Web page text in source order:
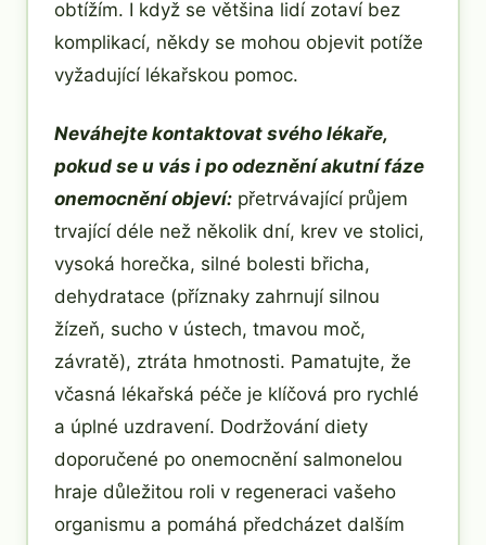
obtížím. I když se většina lidí zotaví bez
komplikací, někdy se mohou objevit potíže
vyžadující lékařskou pomoc.
Neváhejte kontaktovat svého lékaře,
pokud se u vás i po odeznění akutní fáze
onemocnění objeví: přetrvávající průjem
trvající déle než několik dní, krev ve stolici,
vysoká horečka, silné bolesti břicha,
dehydratace (příznaky zahrnují silnou
žízeň, sucho v ústech, tmavou moč,
závratě), ztráta hmotnosti. Pamatujte, že
včasná lékařská péče je klíčová pro rychlé
a úplné uzdravení. Dodržování diety
doporučené po onemocnění salmonelou
hraje důležitou roli v regeneraci vašeho
organismu a pomáhá předcházet dalším